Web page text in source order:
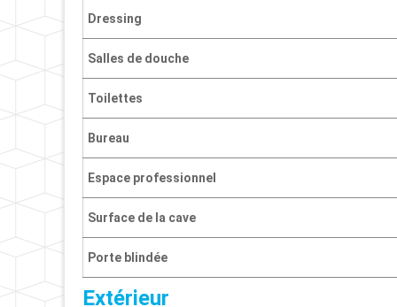
Dressing
Salles de douche
Toilettes
Bureau
Espace professionnel
Surface de la cave
Porte blindée
Extérieur